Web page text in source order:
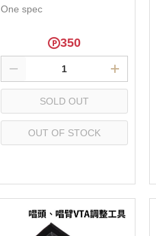
One spec
350
SOLD OUT
OUT OF STOCK